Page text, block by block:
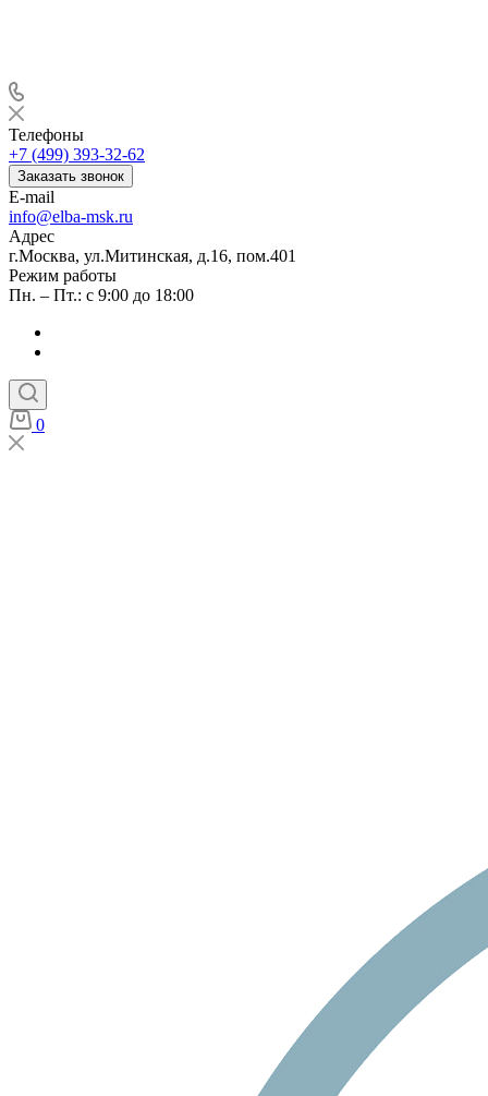
Телефоны
+7 (499) 393-32-62
Заказать звонок
E-mail
info@elba-msk.ru
Адрес
г.Москва, ул.Митинская, д.16, пом.401
Режим работы
Пн. – Пт.: с 9:00 до 18:00
0